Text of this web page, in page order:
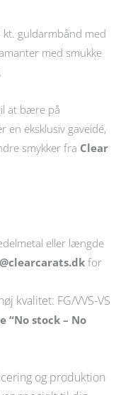
guldarmbånd med
med smukke
at bære på
en eksklusiv gaveidé,
smykker fra Clear
eller længde
for
kvalitet: FG/VVS-VS
“No stock – No
og produktion